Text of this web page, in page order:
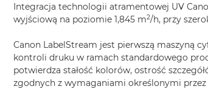
Integracja technologii atramentowej UV
wyjściową na poziomie 1,845 m2/h, przy
Canon LabelStream jest pierwszą maszyną
kontroli druku w ramach standardowego
potwierdza stałość kolorów, ostrość
zgodnych z wymaganiami określonymi